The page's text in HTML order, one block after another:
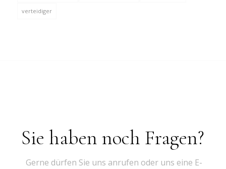
verteidiger
Sie haben noch Fragen?
Gerne dürfen Sie uns anrufen oder uns eine E-